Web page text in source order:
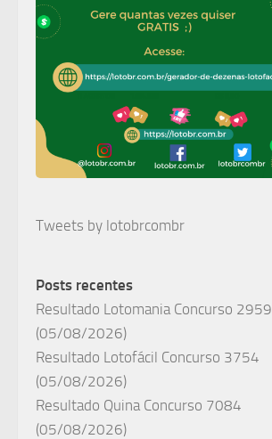
Tweets by lotobrcombr
Posts recentes
Resultado Lotomania Concurso 2959
(05/08/2026)
Resultado Lotofácil Concurso 3754
(05/08/2026)
Resultado Quina Concurso 7084
(05/08/2026)